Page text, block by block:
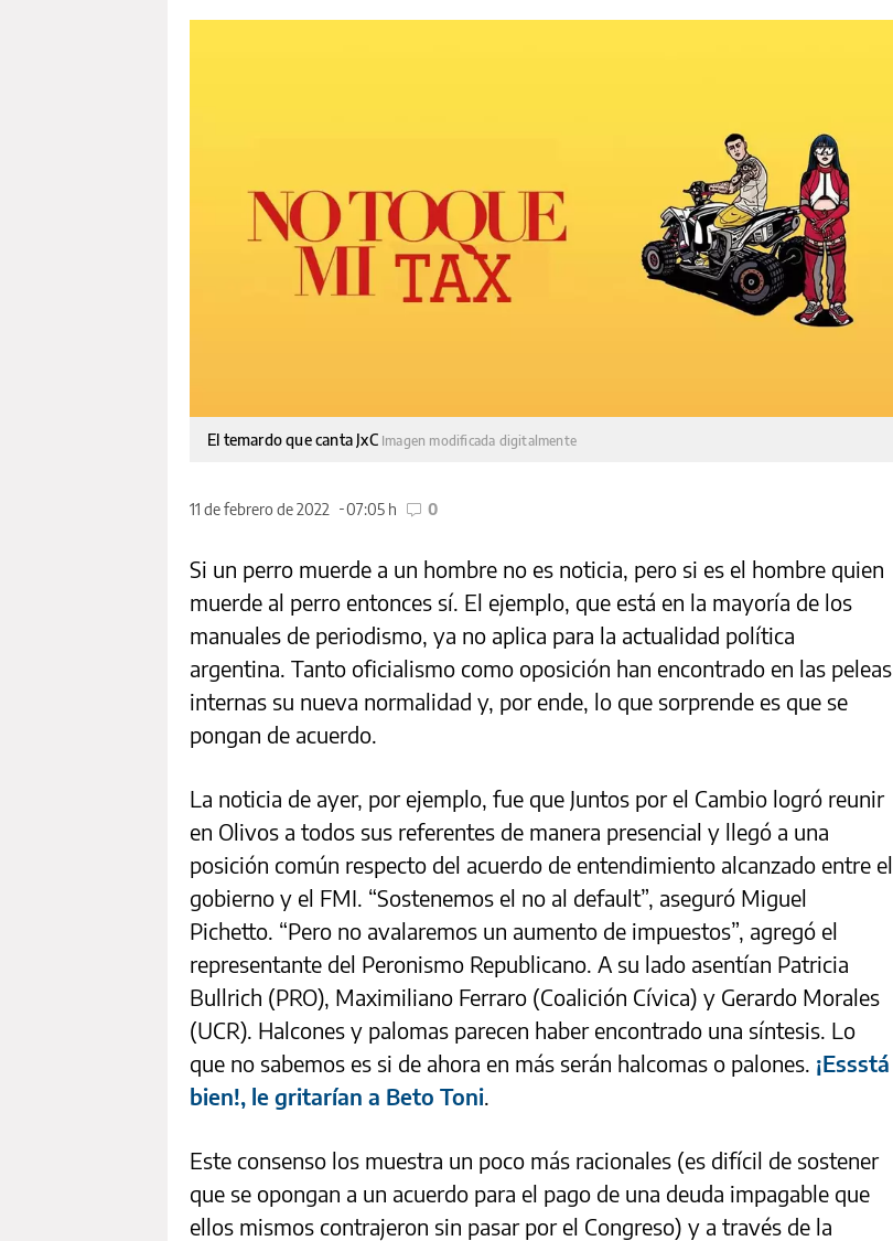
El temardo que canta JxC Imagen modificada digitalmente
11 de febrero de 2022 07:05 h 0
Si un perro muerde a un hombre no es noticia, pero si es el hombre quien
muerde al perro entonces sí. El ejemplo, que está en la mayoría de los
manuales de periodismo, ya no aplica para la actualidad política
argentina. Tanto oficialismo como oposición han encontrado en las peleas
internas su nueva normalidad y, por ende, lo que sorprende es que se
pongan de acuerdo.
La noticia de ayer, por ejemplo, fue que Juntos por el Cambio logró reunir
en Olivos a todos sus referentes de manera presencial y llegó a una
posición común respecto del acuerdo de entendimiento alcanzado entre el
gobierno y el FMI. “Sostenemos el no al default”, aseguró Miguel
Pichetto. “Pero no avalaremos un aumento de impuestos”, agregó el
representante del Peronismo Republicano. A su lado asentían Patricia
Bullrich (PRO), Maximiliano Ferraro (Coalición Cívica) y Gerardo Morales
(UCR). Halcones y palomas parecen haber encontrado una síntesis. Lo
que no sabemos es si de ahora en más serán halcomas o palones. ¡Essstá
bien!, le gritarían a Beto Toni.
Este consenso los muestra un poco más racionales (es difícil de sostener
que se opongan a un acuerdo para el pago de una deuda impagable que
ellos mismos contrajeron sin pasar por el Congreso) y a través de la